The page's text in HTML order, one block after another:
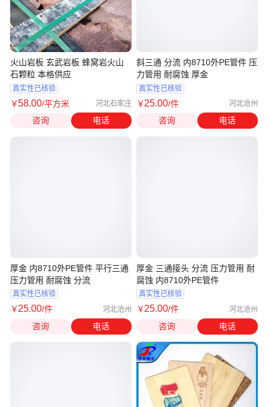
火山岩板 玄武岩板 蜂窝岩火山
石颗粒 本格供应
真实性已核验
￥58.00/平方米 河北石家庄
咨询 电话
厚金 内8710外PE管件 平行三通
压力管用 耐腐蚀 分流
真实性已核验
￥25.00/件 河北沧州
咨询 电话
斜三通 分流 内8710外PE管件 压
力管用 耐腐蚀 厚金
真实性已核验
￥25.00/件 河北沧州
咨询 电话
厚金 三通接头 分流 压力管用 耐
腐蚀 内8710外PE管件
真实性已核验
￥25.00/件 河北沧州
咨询 电话